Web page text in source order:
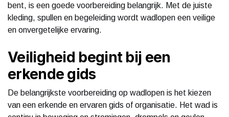
bent, is een goede voorbereiding belangrijk. Met de juiste
kleding, spullen en begeleiding wordt wadlopen een veilige
en onvergetelijke ervaring.
Veiligheid begint bij een
erkende gids
De belangrijkste voorbereiding op wadlopen is het kiezen
van een erkende en ervaren gids of organisatie. Het wad is